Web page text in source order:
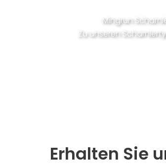
Mingrun
Zu unseren
Erhalten Sie